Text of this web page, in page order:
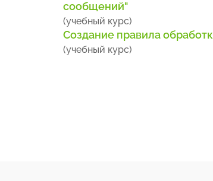
сообщений"
(учебный курс)
Создание правила
(учебный курс)